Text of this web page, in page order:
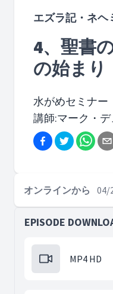
エズラ記・ネヘ
4、聖書
の始まり
水がめセミナー
講師:マーク・デ
オンラインから 04/
EPISODE
MP4 HD